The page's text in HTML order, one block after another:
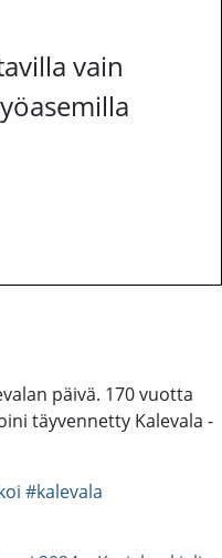
vain
päivä. 170 vuotta
täyvennetty Kalevala -
#kalevala